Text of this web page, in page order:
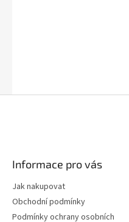
Informace pro vás
Jak nakupovat
Obchodní podmínky
Podmínky ochrany osobních